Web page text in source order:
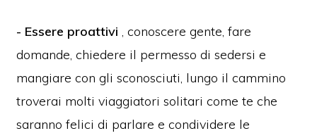
- Essere proattivi , conoscere gente, fare
domande, chiedere il permesso di sedersi e
mangiare con gli sconosciuti, lungo il cammino
troverai molti viaggiatori solitari come te che
saranno felici di parlare e condividere le